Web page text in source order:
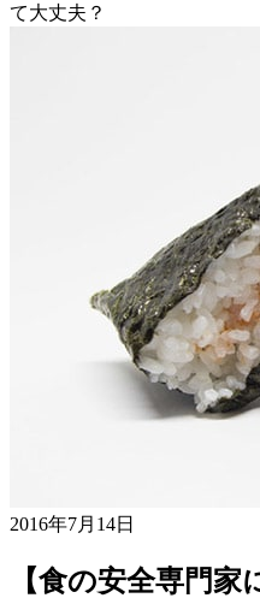
て大丈夫？
2016年7月14日
【食の安全専門